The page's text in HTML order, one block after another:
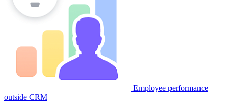
Employee performance
outside CRM